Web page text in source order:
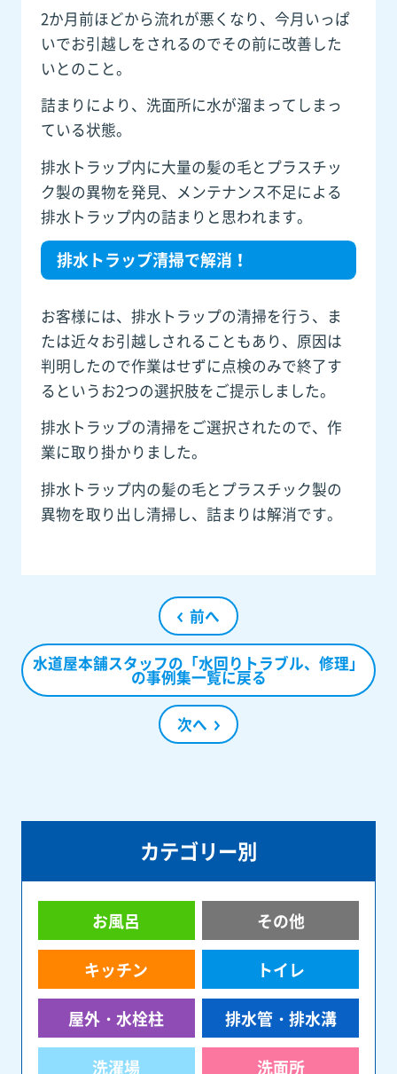
2か月前ほどから流れが悪くなり、今月いっぱ
いでお引越しをされるのでその前に改善した
いとのこと。
詰まりにより、洗面所に水が溜まってしまっ
ている状態。
排水トラップ内に大量の髪の毛とプラスチッ
ク製の異物を発見、メンテナンス不足による
排水トラップ内の詰まりと思われます。
排水トラップ清掃で解消！
お客様には、排水トラップの清掃を行う、ま
たは近々お引越しされることもあり、原因は
判明したので作業はせずに点検のみで終了す
るというお2つの選択肢をご提示しました。
排水トラップの清掃をご選択されたので、作
業に取り掛かりました。
排水トラップ内の髪の毛とプラスチック製の
異物を取り出し清掃し、詰まりは解消です。
前へ
水道屋本舗スタッフの「水回りトラブル、修理」
の事例集一覧に戻る
次へ
カテゴリー別
お風呂 その他
キッチン トイレ
屋外・水栓柱 排水管・排水溝
洗濯場 洗面所